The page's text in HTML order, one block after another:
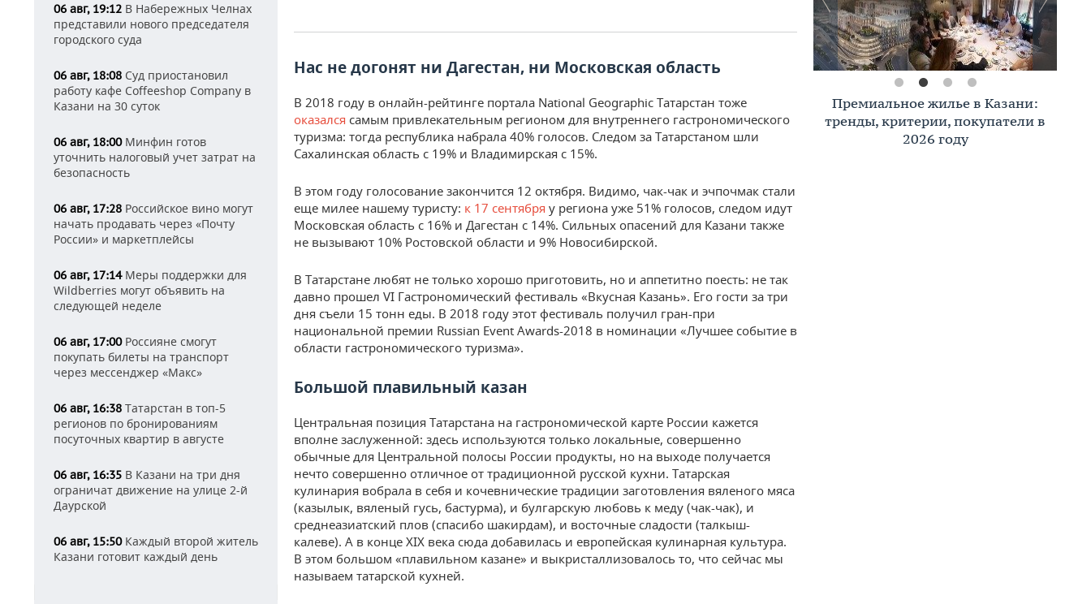
06 авг, 19:12 В Набережных Челнах
представили нового председателя
городского суда
06 авг, 18:08 Суд приостановил
работу кафе Coffeeshop Company в
Казани на 30 суток
06 авг, 18:00Минфин готов
уточнить налоговый учет затрат на
безопасность
06 авг, 17:28 Российское вино могут
начать продавать через «Почту
России» и маркетплейсы
06 авг, 17:14Меры поддержки для
Wildberries могут объявить на
следующей неделе
06 авг, 17:00Россияне смогут
покупать билеты на транспорт
через мессенджер «Макс»
06 авг, 16:38 Татарстан в топ-5
регионов по бронированиям
посуточных квартир в августе
06 авг, 16:35 В Казани на три дня
ограничат движение на улице 2-й
Даурской
06 авг, 15:50Каждый второй житель
Казани готовит каждый день
Нас не догонят ни Дагестан, ни Московская область
В 2018 году в онлайн-рейтинге портала National Geographic Татарстан тоже
оказался самым привлекательным регионом для внутреннего гастрономического
туризма: тогда республика набрала 40% голосов. Следом за Татарстаном шли
Сахалинская область с 19% и Владимирская с 15%.
В этом году голосование закончится 12 октября. Видимо, чак-чак и эчпочмак стали
еще милее нашему туристу: к 17 сентября у региона уже 51% голосов, следом идут
Московская область с 16% и Дагестан с 14%. Сильных опасений для Казани также
не вызывают 10% Ростовской области и 9% Новосибирской.
В Татарстане любят не только хорошо приготовить, но и аппетитно поесть: не так
давно прошел VI Гастрономический фестиваль «Вкусная Казань». Его гости за три
дня съели 15 тонн еды. В 2018 году этот фестиваль получил гран-при
национальной премии Russian Event Awards-2018 в номинации «Лучшее событие в
области гастрономического туризма».
Большой плавильный казан
Центральная позиция Татарстана на гастрономической карте России кажется
вполне заслуженной: здесь используются только локальные, совершенно
обычные для Центральной полосы России продукты, но на выходе получается
нечто совершенно отличное от традиционной русской кухни. Татарская
кулинария вобрала в себя и кочевнические традиции заготовления вяленого мяса
(казылык, вяленый гусь, бастурма), и булгарскую любовь к меду (чак-чак), и
среднеазиатский плов (спасибо шакирдам), и восточные сладости (талкыш-
калеве). А в конце XIX века сюда добавилась и европейская кулинарная культура.
В этом большом «плавильном казане» и выкристаллизовалось то, что сейчас мы
называем татарской кухней.
Премиальное жилье в Казани:
тренды, критерии, покупатели в
2026 году